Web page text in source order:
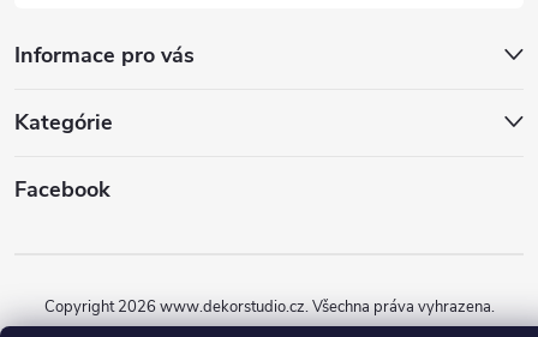
Informace pro vás
Kategórie
Facebook
Copyright 2026www.dekorstudio.cz. Všechna práva vyhrazena.